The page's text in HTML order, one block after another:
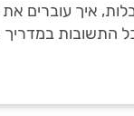
איך עוברים
התשובות